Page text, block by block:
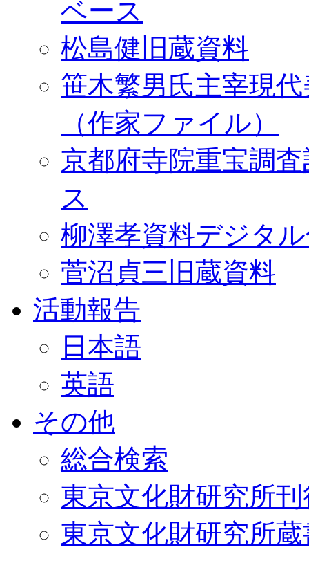
ベース
松島健旧蔵資料
笹木繁男氏主宰現
（作家ファイル）
京都府寺院重宝調
ス
柳澤孝資料デジタ
菅沼貞三旧蔵資料
活動報告
日本語
英語
その他
総合検索
東京文化財研究所
東京文化財研究所